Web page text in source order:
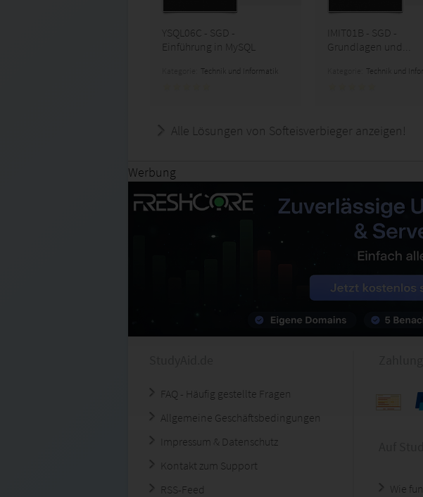
YSQL06C - SGD -
Einführung in MySQL
Technik und Informatik
IMIT01B - SGD -
Grundlagen und...
Technik und
Alle Lösungen von Softeisverbieger anzeigen!
Werbung
FAQ - Häufig gestellte Fragen
Allgemeine Geschäftsbedingungen
Impressum & Datenschutz
Kontakt zum Support
RSS-Feed
Wie